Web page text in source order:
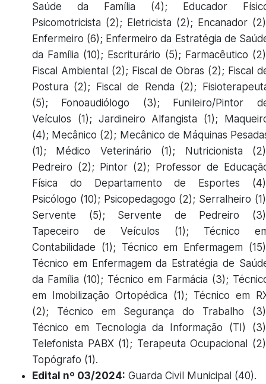
Saúde da Família (4); Educador
Psicomotricista (2); Eletricista (2); Encanador
Enfermeiro (6); Enfermeiro da Estratégia de
da Família (10); Escriturário (5); Farmacêutico
Fiscal Ambiental (2); Fiscal de Obras (2); Fiscal
Postura (2); Fiscal de Renda (2);
(5); Fonoaudiólogo (3); Funileiro/Pintor
Veículos (1); Jardineiro Alfangista (1);
(4); Mecânico (2); Mecânico de Máquinas
(1); Médico Veterinário (1); Nutricionista
Pedreiro (2); Pintor (2); Professor de
Física do Departamento de Esportes
Psicólogo (10); Psicopedagogo (2); Serralheiro
Servente (5); Servente de Pedreiro
Tapeceiro de Veículos (1); Técnico
Contabilidade (1); Técnico em Enfermagem
Técnico em Enfermagem da Estratégia de
da Família (10); Técnico em Farmácia (3);
em Imobilização Ortopédica (1); Técnico em
(2); Técnico em Segurança do Trabalho
Técnico em Tecnologia da Informação (TI)
Telefonista PABX (1); Terapeuta Ocupacional
Topógrafo (1).
Edital nº 03/2024: Guarda Civil Municipal (40).